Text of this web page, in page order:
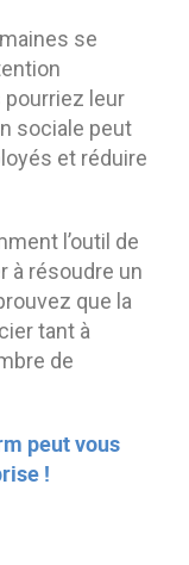
se
pourriez leur
sociale peut
et réduire
l’outil de
à résoudre un
que la
tant à
de
peut vous
!